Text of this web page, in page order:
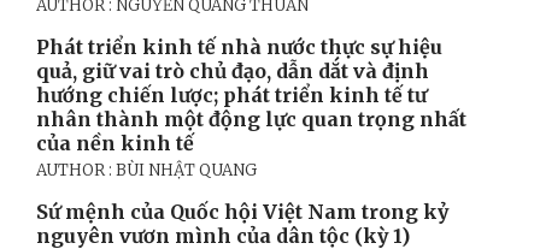
AUTHOR : NGUYỄN QUANG THUẤN
Phát triển kinh tế nhà nước thực sự hiệu
quả, giữ vai trò chủ đạo, dẫn dắt và định
hướng chiến lược; phát triển kinh tế tư
nhân thành một động lực quan trọng nhất
của nền kinh tế
AUTHOR : BÙI NHẬT QUANG
Sứ mệnh của Quốc hội Việt Nam trong kỷ
nguyên vươn mình của dân tộc (kỳ 1)